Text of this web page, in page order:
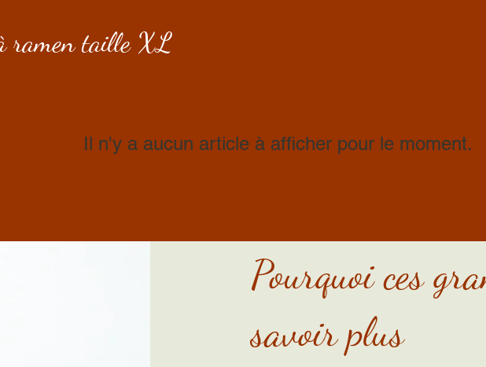
ramen taille XL
Il n'y a aucun article à afficher pour le moment.
Pourquoi ces
savoir plus